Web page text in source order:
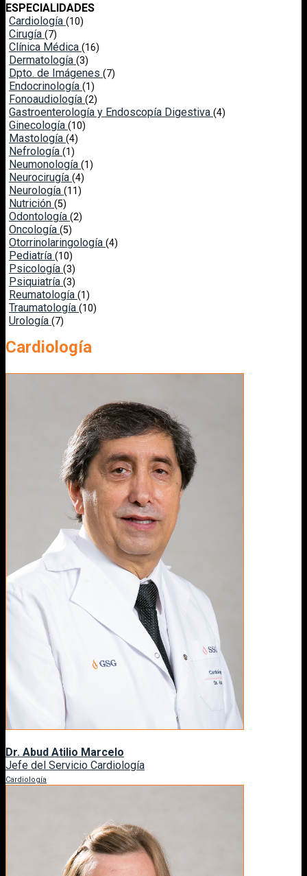
ESPECIALIDADES
Cardiología (10)
Cirugía (7)
Clínica Médica (16)
Dermatología (3)
Dpto. de Imágenes (7)
Endocrinología (1)
Fonoaudiología (2)
Gastroenterología y Endoscopía Digestiva (4)
Ginecología (10)
Mastología (4)
Nefrología (1)
Neumonología (1)
Neurocirugía (4)
Neurología (11)
Nutrición (5)
Odontología (2)
Oncología (5)
Otorrinolaringología (4)
Pediatría (10)
Psicología (3)
Psiquiatría (3)
Reumatología (1)
Traumatología (10)
Urología (7)
Cardiología
Dr. Abud Atilio Marcelo
Jefe del Servicio Cardiología
Cardiología